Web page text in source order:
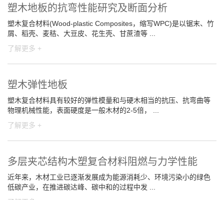
塑木地板的抗弯性能研究及断面分析
塑木复合材料(Wood-plastic Composites，缩写WPC)是以锯末、竹
屑、稻壳、麦秸、大豆皮、花生壳、甘蔗渣等 ...
了解更多 +
塑木弹性地板
塑木复合材料具有较好的弹性模量和与硬木相当的抗压、抗弯曲等
物理机械性能，表面硬度是一般木材的2-5倍， ...
了解更多 +
多层夹芯结构木塑复合材料阻燃与力学性能
近年来，木材工业已逐渐发展成为能源消耗少、环境污染小的绿色
低碳产业，在推进碳达峰、碳中和的过程中发 ...